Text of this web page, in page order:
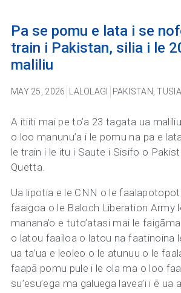
Pa se pomu e lata i se
train i Pakistan, silia i le
maliliu
MAY 25, 2026 LALOLAGI PAKISTAN ,
A itiiti mai pe to’a 23 tagata ua
o loo manunu’a i le pomu na pa e
le train i le itu i Saute i Sisifo o
Quetta.
Ua lipotia e le CNN o le
faaigoa o le Baloch Liberation Army
manana’o e tuto’atasi mai le
o latou faailoa o latou na faatinoina
ua ta’ua e leoleo o le atunuu o le
faapā pomu pule i le ola ma o loo
su’esu’ega ma galuega lavea’i i ē ua